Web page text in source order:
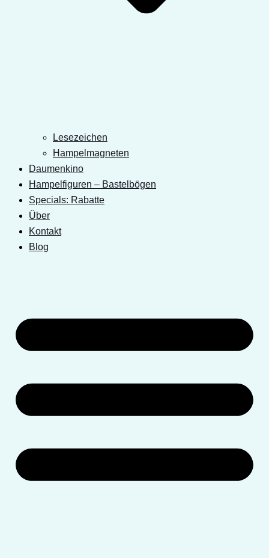
Lesezeichen
Hampelmagneten
Daumenkino
Hampelfiguren – Bastelbögen
Specials: Rabatte
Über
Kontakt
Blog